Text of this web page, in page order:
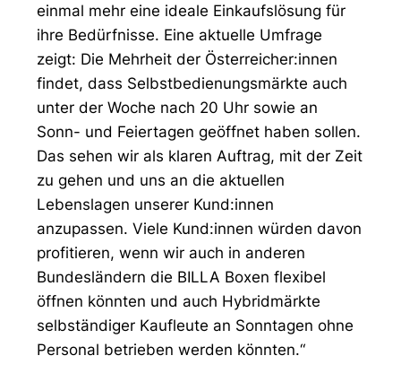
einmal mehr eine ideale Einkaufslösung für
ihre Bedürfnisse. Eine aktuelle Umfrage
zeigt: Die Mehrheit der Österreicher:innen
findet, dass Selbstbedienungsmärkte auch
unter der Woche nach 20 Uhr sowie an
Sonn- und Feiertagen geöffnet haben sollen.
Das sehen wir als klaren Auftrag, mit der Zeit
zu gehen und uns an die aktuellen
Lebenslagen unserer Kund:innen
anzupassen. Viele Kund:innen würden davon
profitieren, wenn wir auch in anderen
Bundesländern die BILLA Boxen flexibel
öffnen könnten und auch Hybridmärkte
selbständiger Kaufleute an Sonntagen ohne
Personal betrieben werden könnten.“